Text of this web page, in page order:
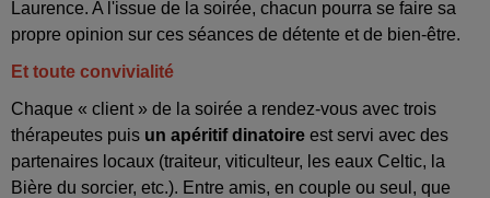
Laurence. A l'issue de la soirée, chacun pourra se faire sa
propre opinion sur ces séances de détente et de bien-être.
Et toute convivialité
Chaque « client » de la soirée a rendez-vous avec trois
thérapeutes puis un apéritif dinatoire est servi avec des
partenaires locaux (traiteur, viticulteur, les eaux Celtic, la
Bière du sorcier, etc.). Entre amis, en couple ou seul, que